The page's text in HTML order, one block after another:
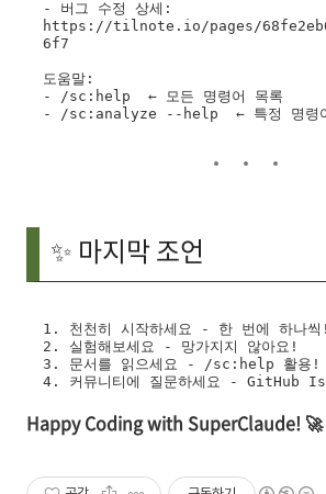
- 버그 수정 상세:
https://tilnote.io/pages/
6f7
도움말:
- /sc:help  ← 모든 명령어 목록
- /sc:analyze --help  ← 특정 명령
✨ 마지막 조언
1. 천천히 시작하세요 - 한 번에 하나씩!
2. 실험해보세요 - 망가지지 않아요!
3. 문서를 읽으세요 - /sc:help 활용!
Happy Coding with SuperClaude! 🚀